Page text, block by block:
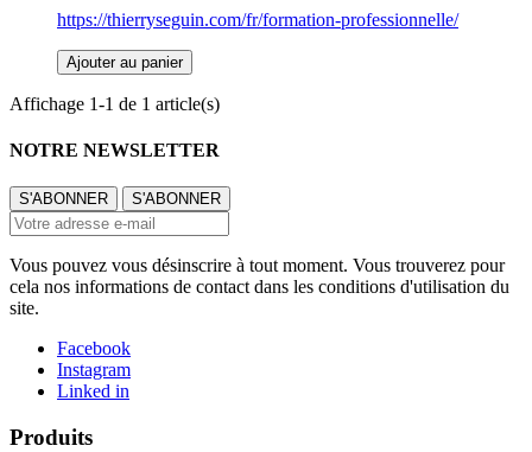
https://thierryseguin.com/fr/formation-professionnelle/
Ajouter au panier
Affichage 1-1 de 1 article(s)
NOTRE NEWSLETTER
Vous pouvez vous désinscrire à tout moment. Vous trouverez pour
cela nos informations de contact dans les conditions d'utilisation du
site.
Facebook
Instagram
Linked in
Produits